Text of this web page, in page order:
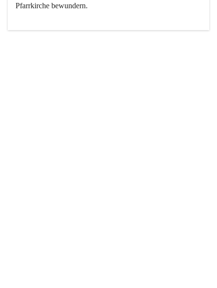
Pfarrkirche bewundern.
Der Weinbau dominert heute nicht mehr, ist aber integrativer